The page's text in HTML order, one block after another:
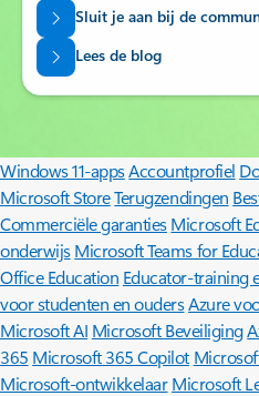
Sluit je aan bij de
Lees de blog
Windows 11-appsAccountprofiel
Microsoft StoreTerugzendingen
Commerciële garantiesMicrosoft
onderwijs Microsoft Teams for
Office Education Educator-training
voor studenten en oudersAzure
Microsoft AI Microsoft Beveiliging
365 Microsoft 365 Copilot
Microsoft-ontwikkelaar Microsoft